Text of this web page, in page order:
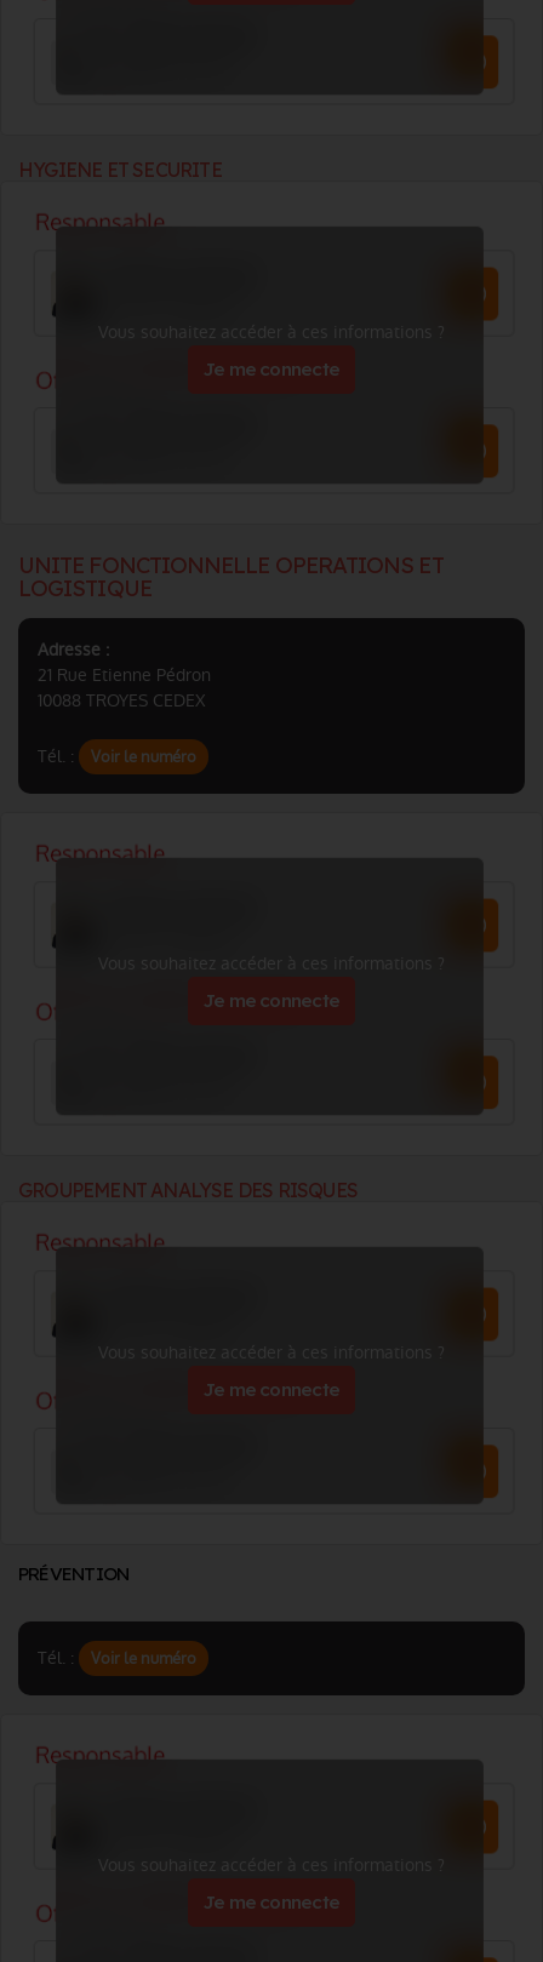
HYGIENE ET SECURITE
Vous souhaitez accéder à ces informations ?
Je me connecte
UNITE FONCTIONNELLE OPERATIONS ET
LOGISTIQUE
Adresse :
21 Rue Etienne Pédron
10088 TROYES CEDEX
Tél. : Voir le numéro
Vous souhaitez accéder à ces informations ?
Je me connecte
GROUPEMENT ANALYSE DES RISQUES
Vous souhaitez accéder à ces informations ?
Je me connecte
PRÉVENTION
Tél. : Voir le numéro
Vous souhaitez accéder à ces informations ?
Je me connecte